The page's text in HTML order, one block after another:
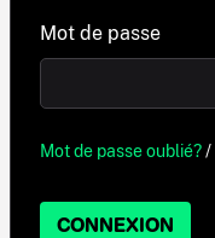
Mot de passe
Mot de passe oublié?/
CONNEXION